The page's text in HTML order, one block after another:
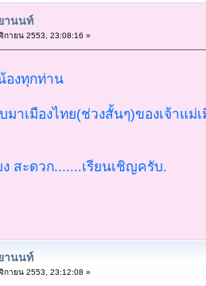
านนท์
ายน 2553, 23:08:16 »
องทุกท่าน
มาเมืองไทย(ช่วงสั้นๆ)ของเจ้าแม่
สะดวก.......เรียนเชิญครับ.
านนท์
ายน 2553, 23:12:08 »